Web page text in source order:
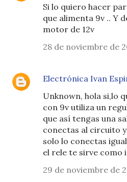
Si lo quiero hacer
que alimenta 9v .. Y
motor de 12v
28 de noviembre de
Electrónica Ivan
Unknown, hola si,lo
con 9v utiliza un
que así tengas una
conectas al circuito
solo lo conectas
el rele te sirve
29 de noviembre de